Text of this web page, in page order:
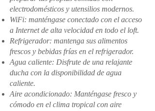
electrodomésticos y utensilios modernos.
WiFi: manténgase conectado con el acceso
a Internet de alta velocidad en todo el loft.
Refrigerador: mantenga sus alimentos
frescos y bebidas frías en el refrigerador.
Agua caliente: Disfrute de una relajante
ducha con la disponibilidad de agua
caliente.
Aire acondicionado: Manténgase fresco y
cómodo en el clima tropical con aire